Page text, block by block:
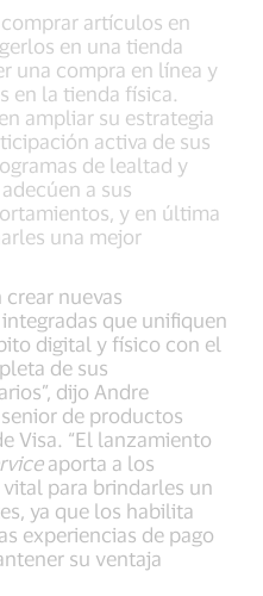
artículos en
en una tienda
una compra en línea y
en la tienda física.
ampliar su estrategia
activa de sus
de lealtad y
a sus
y en última
una mejor
nuevas
que unifiquen
digital y físico con el
de sus
dijo Andre
de productos
Visa. “El lanzamiento
aporta a los
para brindarles un
ya que los habilita
experiencias de pago
su ventaja